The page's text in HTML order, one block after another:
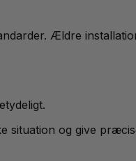
Ældre
situation og give